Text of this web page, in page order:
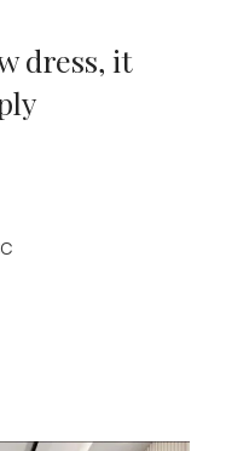
dress, it